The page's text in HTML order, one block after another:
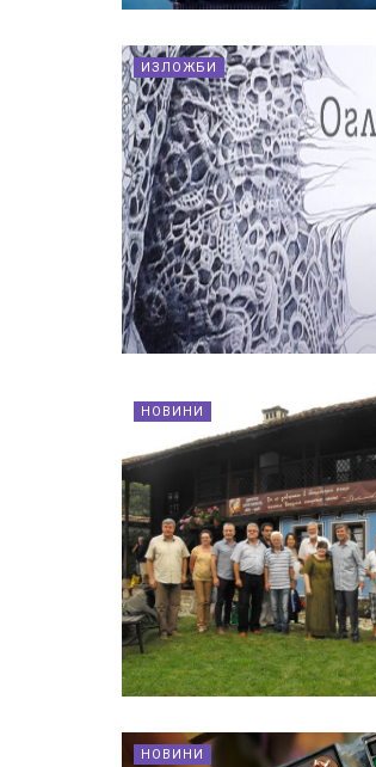
ИЗЛОЖБИ
НОВИНИ
НОВИНИ